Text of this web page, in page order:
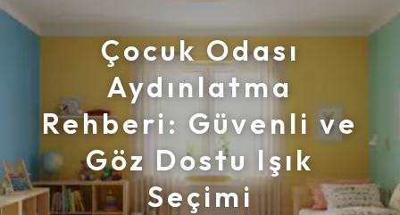
Çocuk Odası
Aydınlatma
Rehberi: Güvenli ve
Göz Dostu Işık
Seçimi